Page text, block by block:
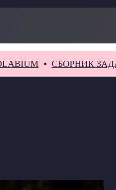
СБОРНИК ЗАДАЧ И